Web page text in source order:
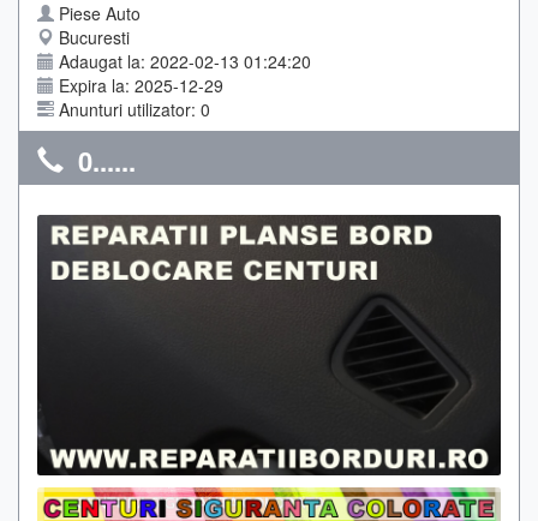
Piese Auto
Bucuresti
Adaugat la: 2022-02-13 01:24:20
Expira la: 2025-12-29
Anunturi utilizator: 0
0......